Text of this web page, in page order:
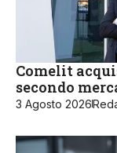
Comelit
secondo
3 Agosto 2026